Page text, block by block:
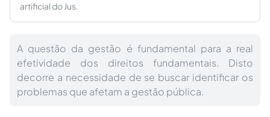
artificial do Jus.
A questão da gestão é fundamental para a real
efetividade dos direitos fundamentais. Disto
decorre a necessidade de se buscar identificar os
problemas que afetam a gestão pública.